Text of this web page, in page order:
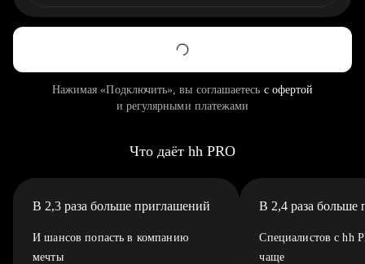
Нажимая «Подключить», вы соглашаетесь с офертой
и регулярными платежами
Что даёт hh PRO
В 2,3 раза больше приглашений
И шансов попасть в компанию
мечты
В 2,4 раза больше
Специалистов с hh
чаще